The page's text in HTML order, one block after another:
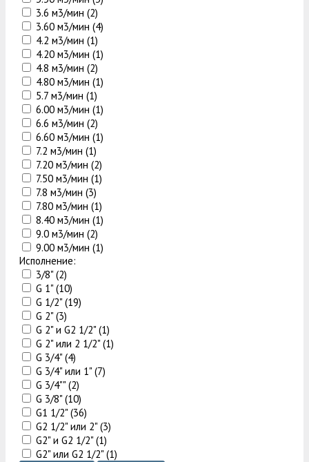
3.6 м3/мин (2)
3.60 м3/мин (4)
4.2 м3/мин (1)
4.20 м3/мин (1)
4.8 м3/мин (2)
4.80 м3/мин (1)
5.7 м3/мин (1)
6.00 м3/мин (1)
6.6 м3/мин (2)
6.60 м3/мин (1)
7.2 м3/мин (1)
7.20 м3/мин (2)
7.50 м3/мин (1)
7.8 м3/мин (3)
7.80 м3/мин (1)
8.40 м3/мин (1)
9.0 м3/мин (2)
9.00 м3/мин (1)
Исполнение:
3/8" (2)
G 1" (10)
G 1/2" (19)
G 2" (3)
G 2" и G2 1/2" (1)
G 2" или 2 1/2" (1)
G 3/4" (4)
G 3/4" или 1" (7)
G 3/4"" (2)
G 3/8" (10)
G1 1/2" (36)
G2 1/2" или 2" (3)
G2" и G2 1/2" (1)
G2" или G2 1/2" (1)